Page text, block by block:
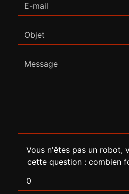
Vous n'êtes pas un robot,
cette question : combien